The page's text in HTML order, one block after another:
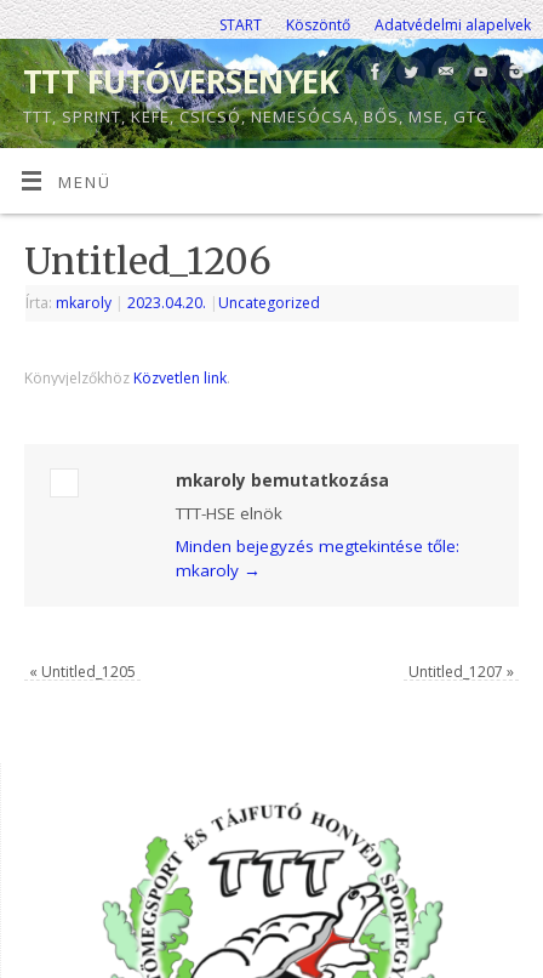
START Köszöntő Adatvédelmi alapelvek
TTT FUTÓVERSENYEK
TTT, SPRINT, KEFE, CSICSÓ, NEMESÓCSA, BŐS, MSE, GTC
MENÜ
Untitled_1206
Írta: mkaroly | 2023.04.20. | Uncategorized
Könyvjelzőkhöz Közvetlen link.
mkaroly bemutatkozása
TTT-HSE elnök
Minden bejegyzés megtekintése tőle:
mkaroly →
« Untitled_1205 Untitled_1207 »